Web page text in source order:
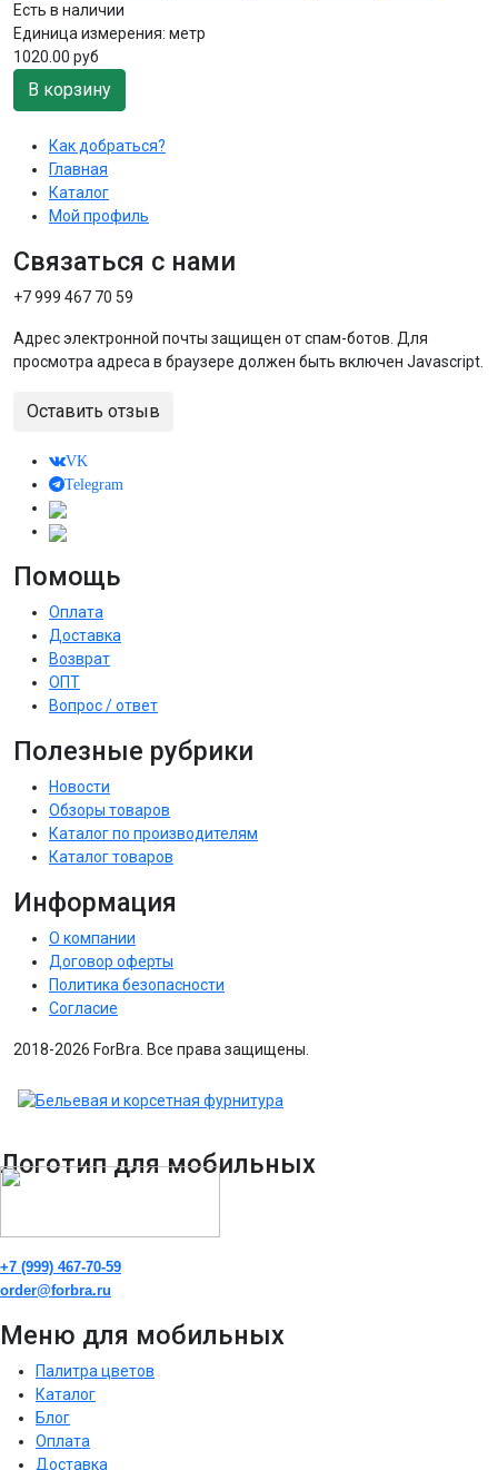
Есть в наличии
Единица измерения: метр
1020.00 руб
В корзину
Как добраться?
Главная
Каталог
Мой профиль
Связаться с нами
+7 999 467 70 59
Адрес электронной почты защищен от спам-ботов. Для
просмотра адреса в браузере должен быть включен Javascript.
Оставить отзыв
VK
Telegram
Помощь
Оплата
Доставка
Возврат
ОПТ
Вопрос / ответ
Полезные рубрики
Новости
Обзоры товаров
Каталог по производителям
Каталог товаров
Информация
О компании
Договор оферты
Политика безопасности
Согласие
2018-2026 ForBra. Все права защищены.
Логотип для мобильных
+7 (999) 467-70-59
order@forbra.ru
Меню для мобильных
Палитра цветов
Каталог
Блог
Оплата
Доставка